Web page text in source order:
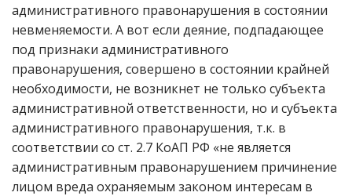
административного правонарушения в состоянии
невменяемости. А вот если деяние, подпадающее
под признаки административного
правонарушения, совершено в состоянии крайней
необходимости, не возникнет не только субъекта
административной ответственности, но и субъекта
административного правонарушения, т.к. в
соответствии со ст. 2.7 КоАП РФ «не является
административным правонарушением причинение
лицом вреда охраняемым законом интересам в